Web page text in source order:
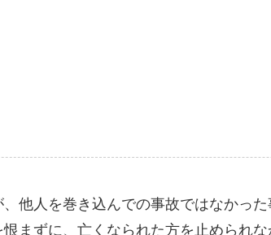
他人を巻き込んでの事故ではなかっ
まずに、亡くなられた方を止められな